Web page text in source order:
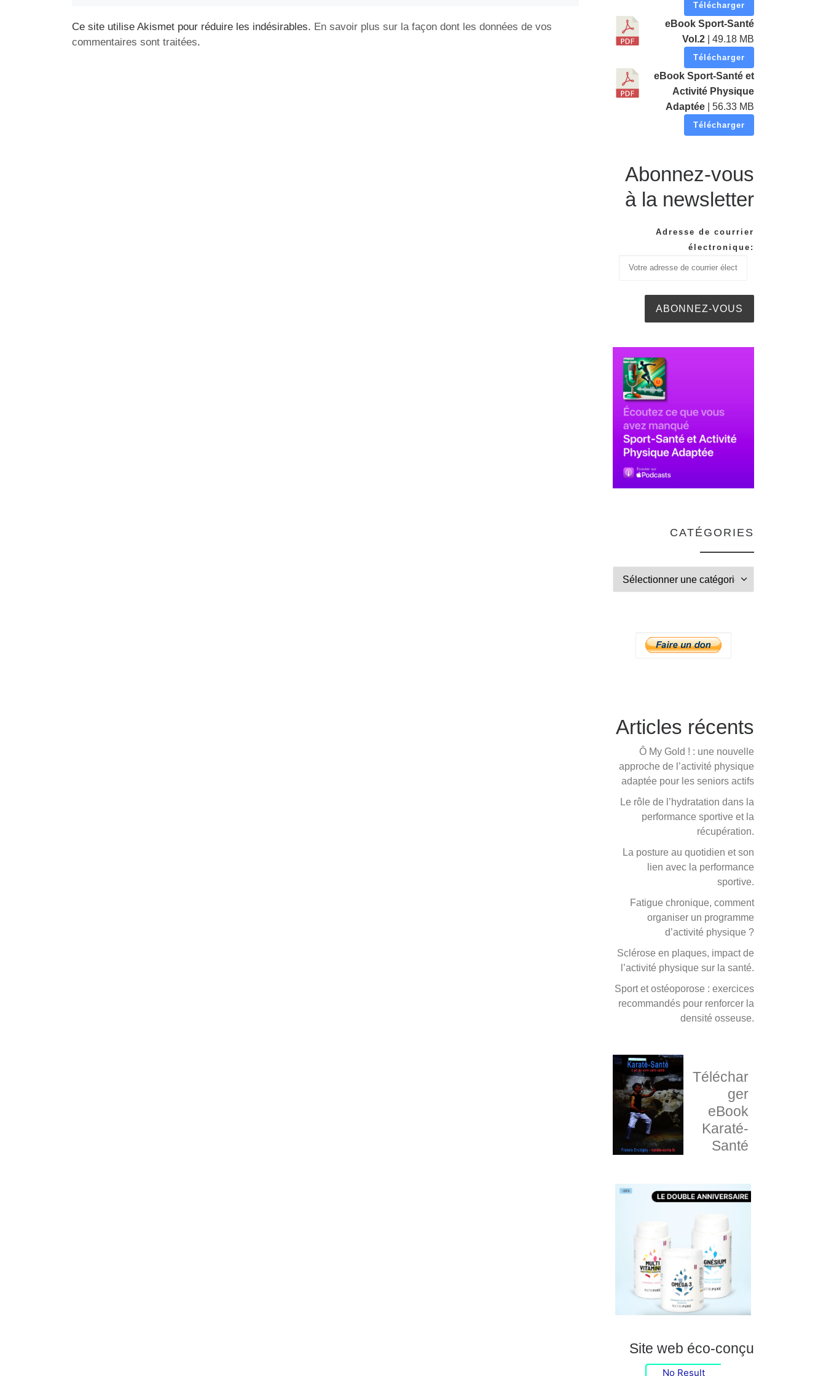
Ce site utilise Akismet pour réduire les indésirables. En savoir plus sur la façon dont les données de vos
commentaires sont traitées.
Télécharger
eBook Sport-Santé
Vol.2 | 49.18 MB
Télécharger
eBook Sport-Santé et
Activité Physique
Adaptée | 56.33 MB
Télécharger
Abonnez-vous
à la newsletter
Adresse de courrier
électronique:
CATÉGORIES
Articles récents
Ô My Gold ! : une nouvelle
approche de l’activité physique
adaptée pour les seniors actifs
Le rôle de l’hydratation dans la
performance sportive et la
récupération.
La posture au quotidien et son
lien avec la performance
sportive.
Fatigue chronique, comment
organiser un programme
d’activité physique ?
Sclérose en plaques, impact de
l’activité physique sur la santé.
Sport et ostéoporose : exercices
recommandés pour renforcer la
densité osseuse.
Téléchar
ger
eBook
Karaté-
Santé
Site web éco-conçu
No Result